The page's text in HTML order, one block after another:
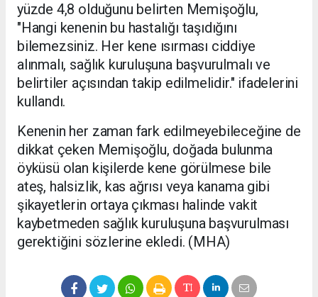
yüzde 4,8 olduğunu belirten Memişoğlu,
"Hangi kenenin bu hastalığı taşıdığını
bilemezsiniz. Her kene ısırması ciddiye
alınmalı, sağlık kuruluşuna başvurulmalı ve
belirtiler açısından takip edilmelidir." ifadelerini
kullandı.
Kenenin her zaman fark edilmeyebileceğine de
dikkat çeken Memişoğlu, doğada bulunma
öyküsü olan kişilerde kene görülmese bile
ateş, halsizlik, kas ağrısı veya kanama gibi
şikayetlerin ortaya çıkması halinde vakit
kaybetmeden sağlık kuruluşuna başvurulması
gerektiğini sözlerine ekledi. (MHA)